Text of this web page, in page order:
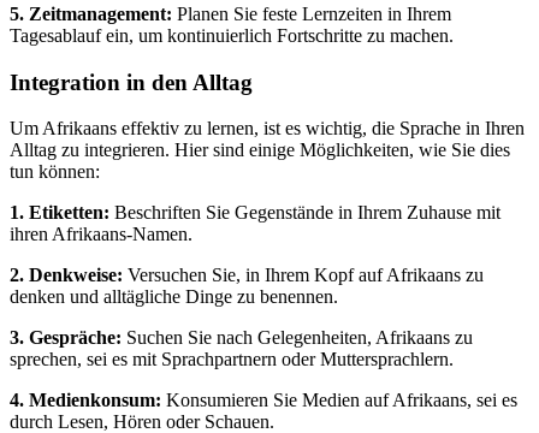
5. Zeitmanagement: Planen Sie feste Lernzeiten in Ihrem
Tagesablauf ein, um kontinuierlich Fortschritte zu machen.
Integration in den Alltag
Um Afrikaans effektiv zu lernen, ist es wichtig, die Sprache in Ihren
Alltag zu integrieren. Hier sind einige Möglichkeiten, wie Sie dies
tun können:
1. Etiketten: Beschriften Sie Gegenstände in Ihrem Zuhause mit
ihren Afrikaans-Namen.
2. Denkweise: Versuchen Sie, in Ihrem Kopf auf Afrikaans zu
denken und alltägliche Dinge zu benennen.
3. Gespräche: Suchen Sie nach Gelegenheiten, Afrikaans zu
sprechen, sei es mit Sprachpartnern oder Muttersprachlern.
4. Medienkonsum: Konsumieren Sie Medien auf Afrikaans, sei es
durch Lesen, Hören oder Schauen.